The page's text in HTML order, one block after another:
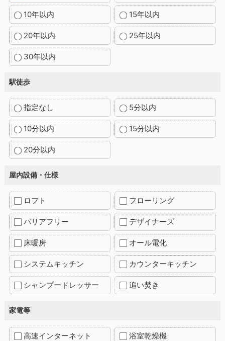
10年以内 15年以内
20年以内 25年以内
30年以内
駅徒歩
指定なし 5分以内
10分以内 15分以内
20分以内
屋内設備・仕様
ロフト フローリング
バリアフリー デザイナーズ
床暖房 オール電化
システムキッチン カウンターキッチン
シャンプードレッサー 追い焚き
家電等
高速インターネット 浴室乾燥機